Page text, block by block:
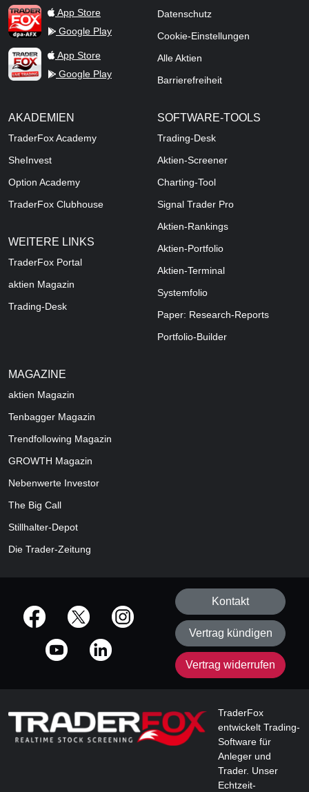
TraderFox dpa-AFX ProFeed
App Store
Google Play
TraderFox Live Trading
App Store
Google Play
Datenschutz
Cookie-Einstellungen
Alle Aktien
Barrierefreiheit
AKADEMIEN
TraderFox Academy
SheInvest
Option Academy
TraderFox Clubhouse
WEITERE LINKS
TraderFox Portal
aktien Magazin
Trading-Desk
SOFTWARE-TOOLS
Trading-Desk
Aktien-Screener
Charting-Tool
Signal Trader Pro
Aktien-Rankings
Aktien-Portfolio
Aktien-Terminal
Systemfolio
Paper: Research-Reports
Portfolio-Builder
MAGAZINE
aktien Magazin
Tenbagger Magazin
Trendfollowing Magazin
GROWTH Magazin
Nebenwerte Investor
The Big Call
Stillhalter-Depot
Die Trader-Zeitung
offizielle Social Media-Accounts
Kontakt
Vertrag kündigen
Vertrag widerrufen
TraderFox
entwickelt Trading-
Software für
Anleger und
Trader. Unser
Echtzeit-